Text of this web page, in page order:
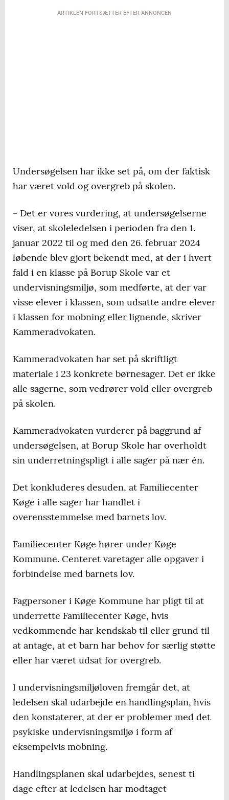
ARTIKLEN FORTSÆTTER EFTER ANNONCEN
Undersøgelsen har ikke set på, om der faktisk
har været vold og overgreb på skolen.
- Det er vores vurdering, at undersøgelserne
viser, at skoleledelsen i perioden fra den 1.
januar 2022 til og med den 26. februar 2024
løbende blev gjort bekendt med, at der i hvert
fald i en klasse på Borup Skole var et
undervisningsmiljø, som medførte, at der var
visse elever i klassen, som udsatte andre elever
i klassen for mobning eller lignende, skriver
Kammeradvokaten.
Kammeradvokaten har set på skriftligt
materiale i 23 konkrete børnesager. Det er ikke
alle sagerne, som vedrører vold eller overgreb
på skolen.
Kammeradvokaten vurderer på baggrund af
undersøgelsen, at Borup Skole har overholdt
sin underretningspligt i alle sager på nær én.
Det konkluderes desuden, at Familiecenter
Køge i alle sager har handlet i
overensstemmelse med barnets lov.
Familiecenter Køge hører under Køge
Kommune. Centeret varetager alle opgaver i
forbindelse med barnets lov.
Fagpersoner i Køge Kommune har pligt til at
underrette Familiecenter Køge, hvis
vedkommende har kendskab til eller grund til
at antage, at et barn har behov for særlig støtte
eller har været udsat for overgreb.
I undervisningsmiljøloven fremgår det, at
ledelsen skal udarbejde en handlingsplan, hvis
den konstaterer, at der er problemer med det
psykiske undervisningsmiljø i form af
eksempelvis mobning.
Handlingsplanen skal udarbejdes, senest ti
dage efter at ledelsen har modtaget